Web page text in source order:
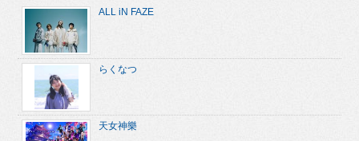
ALL iN FAZE
らくなつ
天女神樂